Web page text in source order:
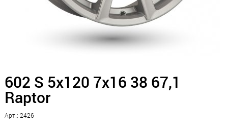
602 S 5x120 7x16 38 67,1
Raptor
Арт.: 2426